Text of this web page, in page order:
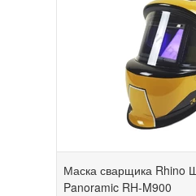
Маска сварщика
Panoramic RH-M900